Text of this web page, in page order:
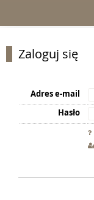
Zaloguj się
Adres e-mail
Hasło